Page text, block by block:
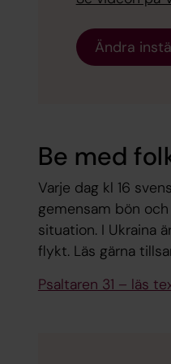
Ändra
Be med
Varje dag kl 16
gemensam bön
situation. I Ukraina
flykt. Läs gärna
Psaltaren 31 – läs